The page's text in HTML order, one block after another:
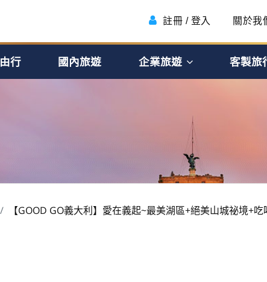
註冊 / 登入 關於我
行 國內旅遊 企業旅遊 客製旅
【GOOD GO義大利】愛在義起~最美湖區+絕美山城祕境+